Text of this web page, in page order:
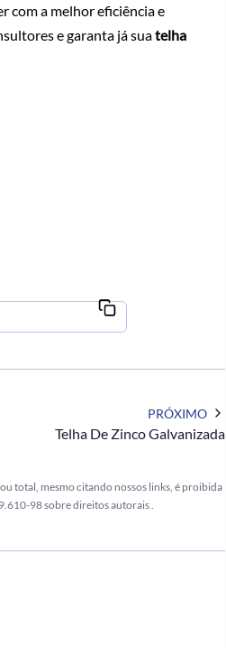
com a melhor eficiência e
e garanta já suatelha
PRÓXIMO
Telha De Zinco Galvanizada
total, mesmo citando nossos links, é proibida
98 sobre direitos autorais